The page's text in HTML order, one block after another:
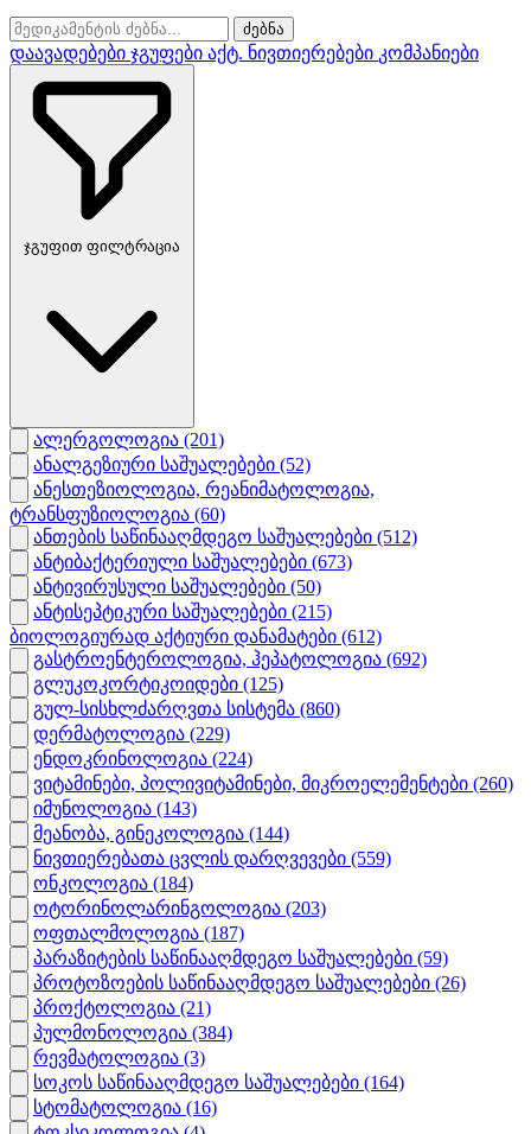
ძებნა
დაავადებები ჯგუფები აქტ. ნივთიერებები კომპანიები
ჯგუფით ფილტრაცია
ალერგოლოგია (201)
ანალგეზიური საშუალებები (52)
ანესთეზიოლოგია, რეანიმატოლოგია,
ტრანსფუზიოლოგია (60)
ანთების საწინააღმდეგო საშუალებები (512)
ანტიბაქტერიული საშუალებები (673)
ანტივირუსული საშუალებები (50)
ანტისეპტიკური საშუალებები (215)
ბიოლოგიურად აქტიური დანამატები (612)
გასტროენტეროლოგია, ჰეპატოლოგია (692)
გლუკოკორტიკოიდები (125)
გულ-სისხლძარღვთა სისტემა (860)
დერმატოლოგია (229)
ენდოკრინოლოგია (224)
ვიტამინები, პოლივიტამინები, მიკროელემენტები (260)
იმუნოლოგია (143)
მეანობა, გინეკოლოგია (144)
ნივთიერებათა ცვლის დარღვევები (559)
ონკოლოგია (184)
ოტორინოლარინგოლოგია (203)
ოფთალმოლოგია (187)
პარაზიტების საწინააღმდეგო საშუალებები (59)
პროტოზოების საწინააღმდეგო საშუალებები (26)
პროქტოლოგია (21)
პულმონოლოგია (384)
რევმატოლოგია (3)
სოკოს საწინააღმდეგო საშუალებები (164)
სტომატოლოგია (16)